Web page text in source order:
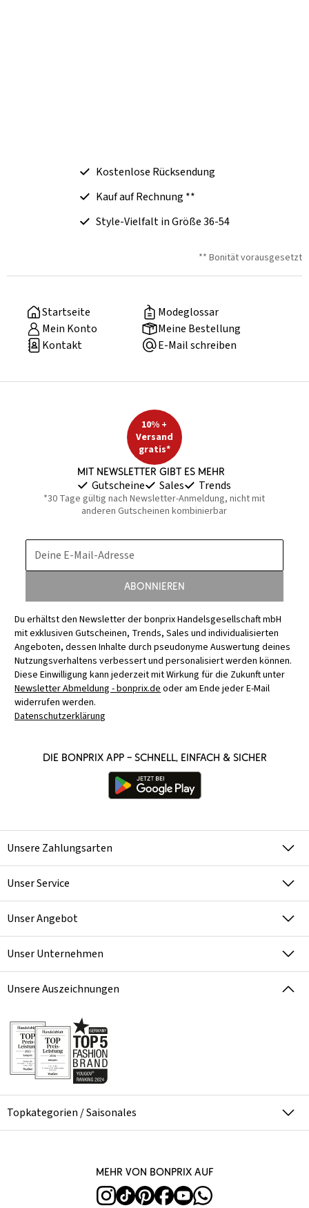
Kostenlose Rücksendung
Kauf auf Rechnung **
Style-Vielfalt in Größe 36-54
** Bonität vorausgesetzt
Startseite
Modeglossar
Mein Konto
Meine Bestellung
Kontakt
E-Mail schreiben
10% +
Versand
gratis*
Mit Newsletter gibt es mehr
Gutscheine Sales Trends
*30 Tage gültig nach Newsletter-Anmeldung, nicht mit
anderen Gutscheinen kombinierbar
Deine E-Mail-Adresse
Abonnieren
Du erhältst den Newsletter der bonprix Handelsgesellschaft mbH
mit exklusiven Gutscheinen, Trends, Sales und individualisierten
Angeboten, dessen Inhalte durch pseudonyme Auswertung deines
Nutzungsverhaltens verbessert und personalisiert werden können.
Diese Einwilligung kann jederzeit mit Wirkung für die Zukunft unter
Newsletter Abmeldung - bonprix.deoder am Ende jeder E-Mail
widerrufen werden.
Datenschutzerklärung
Die bonprix App – schnell, einfach & sicher
Unsere Zahlungsarten
Unser Service
Unser Angebot
Unser Unternehmen
Unsere Auszeichnungen
Topkategorien / Saisonales
Mehr von bonprix auf